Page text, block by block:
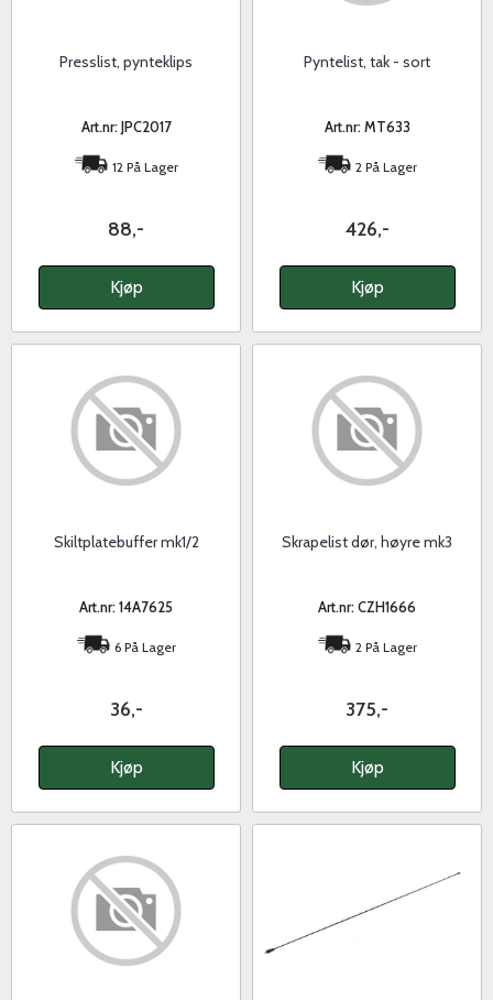
Presslist, pynteklips
Art.nr: JPC2017
12 På Lager
88,-
Kjøp
Pyntelist, tak - sort
Art.nr: MT633
2 På Lager
426,-
Kjøp
Skiltplatebuffer mk1/2
Art.nr: 14A7625
6 På Lager
36,-
Kjøp
Skrapelist dør, høyre mk3
Art.nr: CZH1666
2 På Lager
375,-
Kjøp